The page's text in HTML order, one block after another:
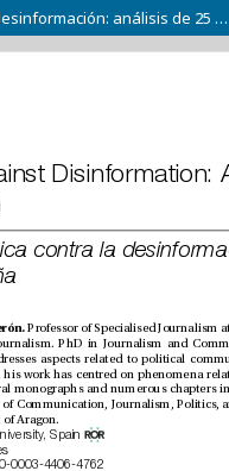
Alfabetización mediática contra la desinformación: análisis de 25 iniciativas promovidas en España